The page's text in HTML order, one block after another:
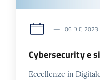
06 DIC 2023
Cybersecurity e
Eccellenze in